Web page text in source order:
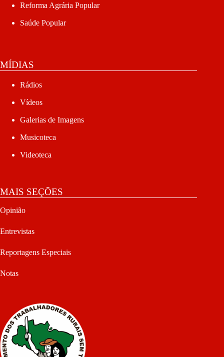
Reforma Agrária Popular
Saúde Popular
MÍDIAS
Rádios
Vídeos
Galerias de Imagens
Musicoteca
Videoteca
MAIS SEÇÕES
Opinião
Entrevistas
Reportagens Especiais
Notas